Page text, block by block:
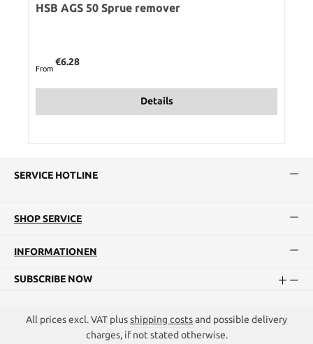
HSB AGS 50 Sprue remover
From
€6.28
Details
SERVICE HOTLINE
SHOP SERVICE
INFORMATIONEN
SUBSCRIBE NOW
All prices excl. VAT plusshipping costsand possible delivery
charges, if not stated otherwise.